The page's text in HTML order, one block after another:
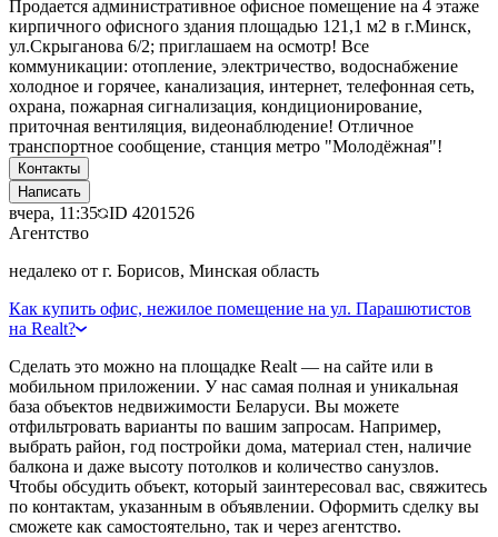
Продается административное офисное помещение на 4 этаже
кирпичного офисного здания площадью 121,1 м2 в г.Минск,
ул.Скрыганова 6/2; приглашаем на осмотр! Все
коммуникации: отопление, электричество, водоснабжение
холодное и горячее, канализация, интернет, телефонная сеть,
охрана, пожарная сигнализация, кондиционирование,
приточная вентиляция, видеонаблюдение! Отличное
транспортное сообщение, станция метро "Молодёжная"!
Контакты
Написать
вчера, 11:35 ID 4201526
Агентство
недалеко от г. Борисов, Минская область
Как купить офис, нежилое помещение на ул. Парашютистов
на Realt?
Сделать это можно на площадке Realt — на сайте или в
мобильном приложении. У нас самая полная и уникальная
база объектов недвижимости Беларуси. Вы можете
отфильтровать варианты по вашим запросам. Например,
выбрать район, год постройки дома, материал стен, наличие
балкона и даже высоту потолков и количество санузлов.
Чтобы обсудить объект, который заинтересовал вас, свяжитесь
по контактам, указанным в объявлении. Оформить сделку вы
сможете как самостоятельно, так и через агентство.